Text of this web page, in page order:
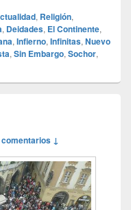
, Religión,
, Deidades, El Continente,
, Infierno, Infinitas, Nuevo
, Sin Embargo, Sochor,
↓